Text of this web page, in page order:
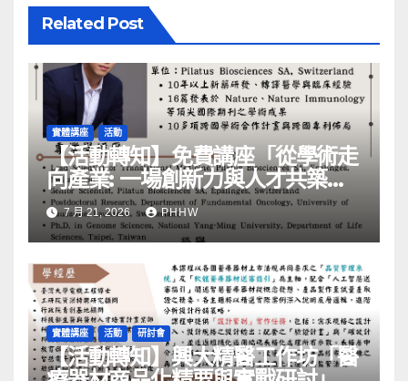
Related Post
實體講座 活動
【活動轉知】免費講座「從學術走
向產業: ⼀場創新力與⼈才共築的
旅程」
7 月 21, 2026 PHHW
實體講座 活動 研討會
【活動轉知】興大精醫工作坊「醫